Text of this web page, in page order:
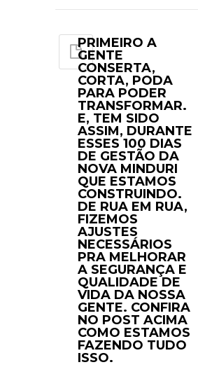
PRIMEIRO A
GENTE
CONSERTA,
CORTA, PODA
PARA PODER
TRANSFORMAR.
E, TEM SIDO
ASSIM, DURANTE
ESSES 100 DIAS
DE GESTÃO DA
NOVA MINDURI
QUE ESTAMOS
CONSTRUINDO.
DE RUA EM RUA,
FIZEMOS
AJUSTES
NECESSÁRIOS
PRA MELHORAR
A SEGURANÇA E
QUALIDADE DE
VIDA DA NOSSA
GENTE. CONFIRA
NO POST ACIMA
COMO ESTAMOS
FAZENDO TUDO
ISSO.